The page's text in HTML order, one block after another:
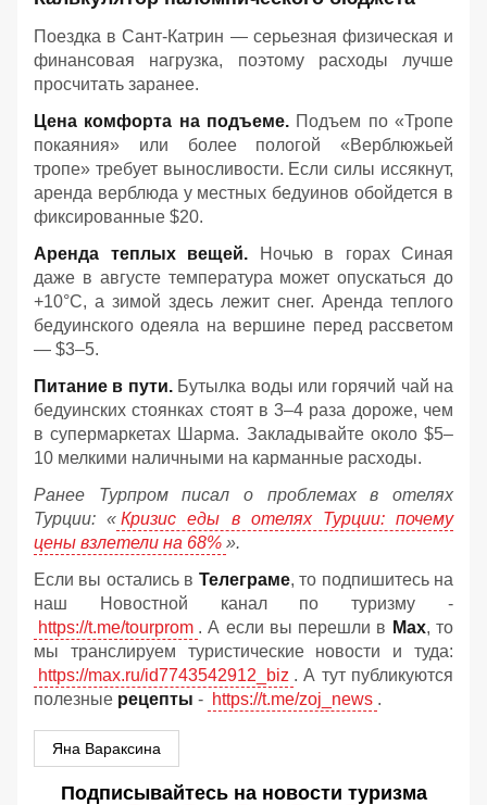
Поездка в Сант-Катрин — серьезная физическая и
финансовая нагрузка, поэтому расходы лучше
просчитать заранее.
Цена комфорта на подъеме. Подъем по «Тропе
покаяния» или более пологой «Верблюжьей
тропе» требует выносливости. Если силы иссякнут,
аренда верблюда у местных бедуинов обойдется в
фиксированные $20.
Аренда теплых вещей. Ночью в горах Синая
даже в августе температура может опускаться до
+10°C, а зимой здесь лежит снег. Аренда теплого
бедуинского одеяла на вершине перед рассветом
— $3–5.
Питание в пути.Бутылка воды или горячий чай на
бедуинских стоянках стоят в 3–4 раза дороже, чем
в супермаркетах Шарма. Закладывайте около $5–
10 мелкими наличными на карманные расходы.
Ранее Турпром писал о проблемах в отелях
Турции: « Кризис еды в отелях Турции: почему
цены взлетели на 68% ».
Если вы остались в Телеграме, то подпишитесь на
наш Новостной канал по туризму -
https://t.me/tourprom . А если вы перешли в Мах, то
мы транслируем туристические новости и туда:
https://max.ru/id7743542912_biz . А тут публикуются
полезные рецепты - https://t.me/zoj_news .
Яна Вараксина
Подписывайтесь на новости туризма